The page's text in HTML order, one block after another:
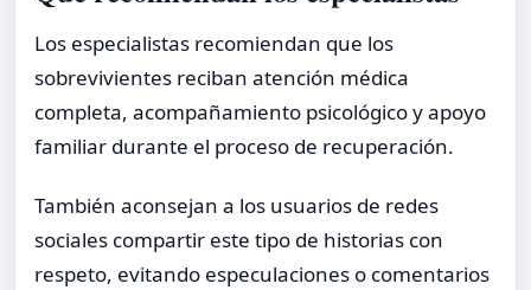
Los especialistas recomiendan que los
sobrevivientes reciban atención médica
completa, acompañamiento psicológico y apoyo
familiar durante el proceso de recuperación.
También aconsejan a los usuarios de redes
sociales compartir este tipo de historias con
respeto, evitando especulaciones o comentarios